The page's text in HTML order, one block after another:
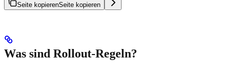
Seite kopierenSeite kopieren
Was sind Rollout-Regeln?